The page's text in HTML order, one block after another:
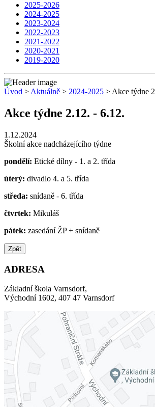
2025-2026
2024-2025
2023-2024
2022-2023
2021-2022
2020-2021
2019-2020
Úvod > Aktuálně > 2024-2025 > Akce týdne
Akce týdne 2.12. - 6.12.
1.12.2024
Školní akce nadcházejícího týdne
pondělí: Etické dílny - 1. a 2. třída
úterý: divadlo 4. a 5. třída
středa: snídaně - 6. třída
čtvrtek: Mikuláš
pátek: zasedání ŽP + snídaně
Zpět
ADRESA
Základní škola Varnsdorf,
Východní 1602, 407 47 Varnsdorf